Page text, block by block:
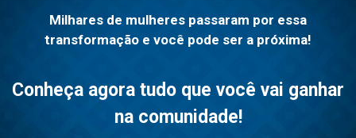
Milhares de mulheres passaram por essa
transformação e você pode ser a próxima!
Conheça agora tudo que você vai ganhar
na comunidade!